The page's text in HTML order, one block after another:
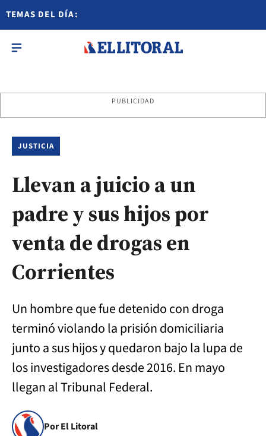
TEMAS DEL DÍA:
PUBLICIDAD
JUSTICIA
Llevan a juicio a un
padre y sus hijos por
venta de drogas en
Corrientes
Un hombre que fue detenido con droga
terminó violando la prisión domiciliaria
junto a sus hijos y quedaron bajo la lupa de
los investigadores desde 2016. En mayo
llegan al Tribunal Federal.
Por El Litoral